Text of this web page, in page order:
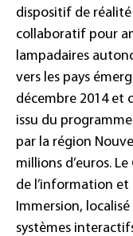
dispositif de
collaboratif pour
lampadaires
vers les pays
décembre 2014 et
issu du
par la région
millions d’euros.
de l’information
Immersion,
systèmes